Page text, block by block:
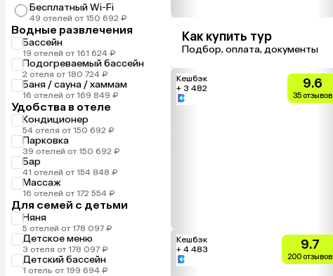
Бесплатный Wi-Fi
49 отелей от 150 692 ₽
Водные развлечения
Бассейн
19 отелей от 161 624 ₽
Подогреваемый бассейн
2 отеля от 180 724 ₽
Баня / сауна / хаммам
16 отелей от 169 849 ₽
Удобства в отеле
Кондиционер
54 отеля от 150 692 ₽
Парковка
39 отелей от 150 692 ₽
Бар
41 отелей от 154 848 ₽
Массаж
16 отелей от 172 554 ₽
Для семей с детьми
Няня
5 отелей от 178 097 ₽
Детское меню
3 отеля от 178 097 ₽
Детский бассейн
1 отель от 199 694 ₽
Как купить тур
Подбор, оплата, документы
Кешбэк
+ 3 482
9.6
35 отзывов
Кешбэк
+ 4 483
9.7
200 отзывов